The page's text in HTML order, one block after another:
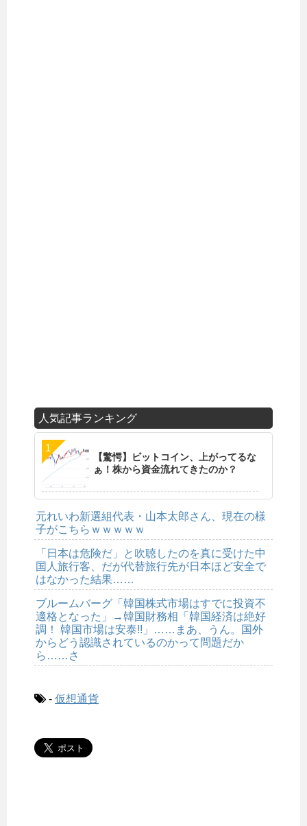
人気記事ランキング
【驚愕】ビットコイン、上がってるな
ぁ！株から資金流れてきたのか？
元れいわ新選組代表・山本太郎さん、現在の様
子がこちらｗｗｗｗｗ
「日本は危険だ」と吹聴したのを真に受けた中
国人旅行客、だが代替旅行先が日本ほど安全で
はなかった結果……
ブルームバーグ「韓国株式市場はすでに投資不
適格となった」→韓国財務相「韓国経済は絶好
調！ 韓国市場は安泰!!」……まあ、うん。国外
からどう認識されているのかって問題だか
ら……さ
- 仮想通貨